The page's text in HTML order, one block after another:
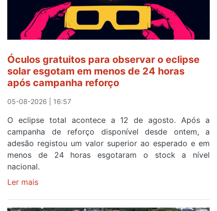
ser
o
quarto
a
a
meta
em
Sintra
primeira
etapa
da
87ª
Volta
Óculos gratuitos para observar o eclipse
solar esgotam em menos de 24 horas
após campanha reforço
05-08-2026 | 16:57
O eclipse total acontece a 12 de agosto. Após a
campanha de reforço disponível desde ontem, a
adesão registou um valor superior ao esperado e em
menos de 24 horas esgotaram o stock a nível
nacional.
Ler mais